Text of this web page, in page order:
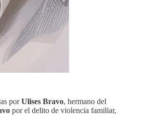
porUlises Bravo, hermano del
por el delito de violencia familiar,